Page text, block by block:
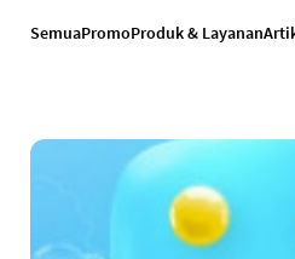
SemuaPromoProduk & Layanan